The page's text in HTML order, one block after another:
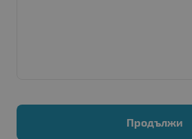
Продължи